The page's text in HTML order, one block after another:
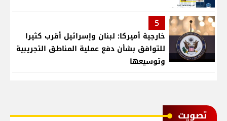
5
خارجية أميركا: لبنان وإسرائيل أقرب كثيرا
للتوافق بشأن دفع عملية المناطق التجريبية
وتوسيعها
ﺗﺼﻮﻳﺖ